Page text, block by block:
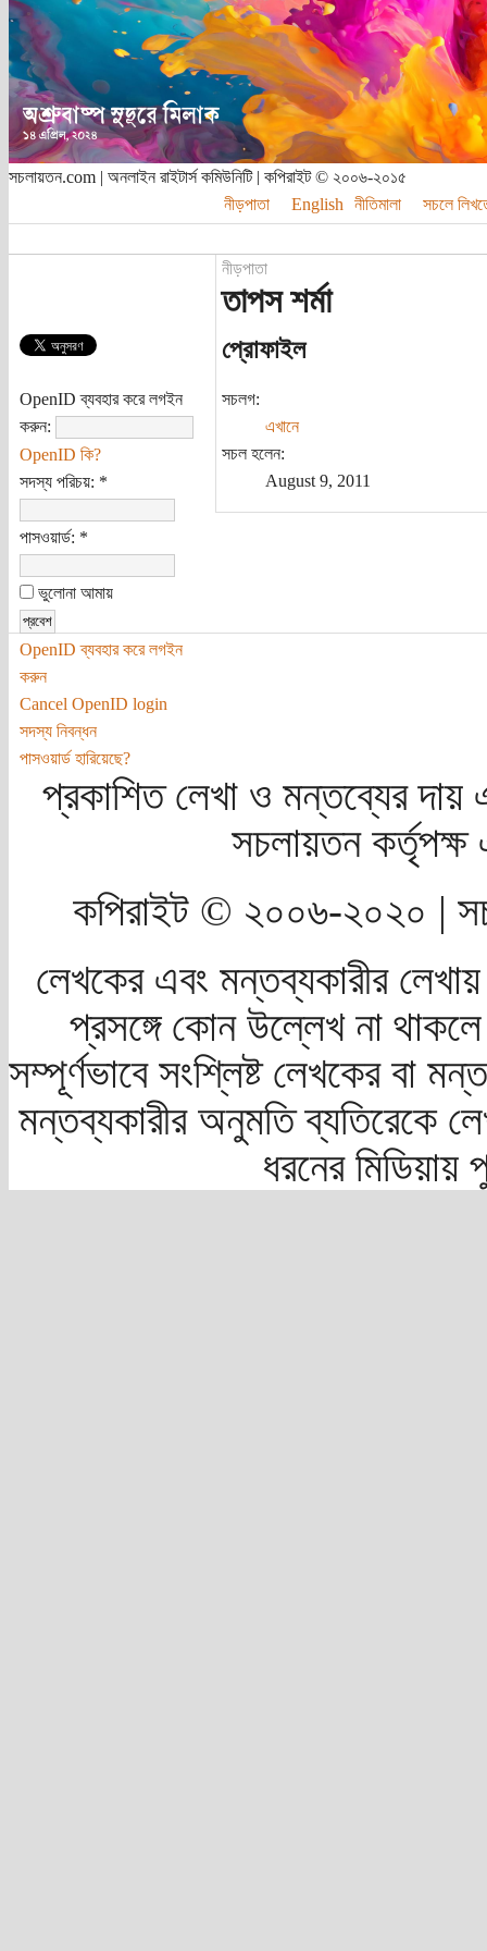
সচলায়তন.com | অনলাইন রাইটার্স কমিউনিটি | কপিরাইট © ২০০৬-২০১৫
নীড়পাতা
English নীতিমালা সচলে
OpenID ব্যবহার করে লগইন
করুন:
OpenID কি?
সদস্য পরিচয়: *
পাসওয়ার্ড: *
ভুলোনা আমায়
OpenID ব্যবহার করে লগইন
করুন
Cancel OpenID login
সদস্য নিবন্ধন
পাসওয়ার্ড হারিয়েছে?
নীড়পাতা
তাপস শর্মা
প্রোফাইল
সচলগ:
এখানে
সচল হলেন:
August 9, 2011
প্রকাশিত লেখা ও মন্তব্যের দায়
সচলায়তন
কপিরাইট © ২০০৬-২০২০ |
লেখকের এবং মন্তব্যকারীর
প্রসঙ্গে কোন উল্লেখ না
সম্পূর্ণভাবে সংশ্লিষ্ট লেখকের বা
মন্তব্যকারীর অনুমতি ব্যতিরেকে
ধরনের মিডিয়ায়